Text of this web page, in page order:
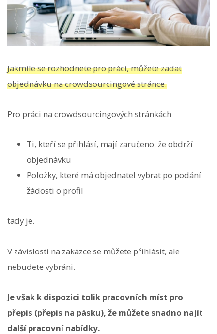
Jakmile se rozhodnete pro práci, můžete zadat
objednávku na crowdsourcingové stránce.
Pro práci na crowdsourcingových stránkách
Ti, kteří se přihlásí, mají zaručeno, že obdrží
objednávku
Položky, které má objednatel vybrat po podání
žádosti o profil
tady je.
V závislosti na zakázce se můžete přihlásit, ale
nebudete vybráni.
Je však k dispozici tolik pracovních míst pro
přepis (přepis na pásku), že můžete snadno najít
další pracovní nabídky.